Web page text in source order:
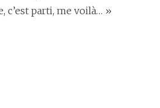
c’est parti, me voilà… »